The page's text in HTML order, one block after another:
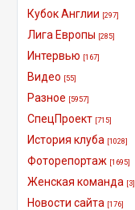
Кубок Англии [297]
Лига Европы [285]
Интервью [167]
Видео [55]
Разное [5957]
СпецПроект [715]
История клуба [1028]
Фоторепортаж [1695]
Женская команда [3]
Новости сайта [176]